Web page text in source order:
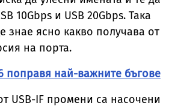
10Gbps и USB 20Gbps. Така
знае ясно какво получава от
на порта.
поправя най-важните бъгове
USB-IF промени са насочени